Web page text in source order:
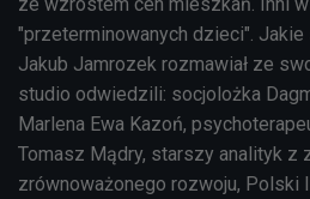
"przeterminowanych dzieci". Jakie
Jakub Jamrozek rozmawiał ze
studio odwiedzili: socjolożka
Marlena Ewa Kazoń,
Tomasz Mądry, starszy analityk z
zrównoważonego rozwoju, Polski